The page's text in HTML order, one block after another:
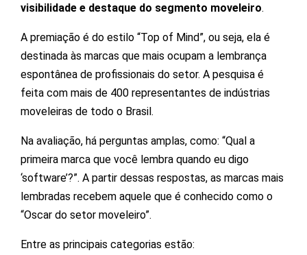
visibilidade e destaque do segmento moveleiro.
A premiação é do estilo “Top of Mind”, ou seja, ela é
destinada às marcas que mais ocupam a lembrança
espontânea de profissionais do setor. A pesquisa é
feita com mais de 400 representantes de indústrias
moveleiras de todo o Brasil.
Na avaliação, há perguntas amplas, como: “Qual a
primeira marca que você lembra quando eu digo
‘software’?”. A partir dessas respostas, as marcas mais
lembradas recebem aquele que é conhecido como o
“Oscar do setor moveleiro”.
Entre as principais categorias estão: